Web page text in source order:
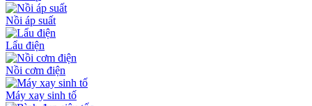
Nồi áp suất
Lẩu điện
Nồi cơm điện
Máy xay sinh tố